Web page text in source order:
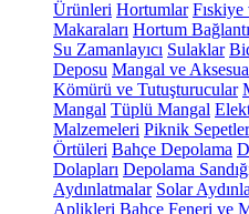
Ürünleri Hortumlar Fıskiye
Makaraları Hortum
Su Zamanlayıcı Sulaklar
Deposu Mangal ve
Kömürü ve Tutuşturucular
Mangal Tüplü Mangal
Malzemeleri Piknik
Örtüleri Bahçe Depolama
Dolapları Depolama
Aydınlatmalar Solar
Aplikleri Bahçe Feneri ve